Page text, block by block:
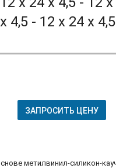
4,5 - 12 x 24 x
ЗАПРОСИТЬ ЦЕНУ
метилвинил-силикон-